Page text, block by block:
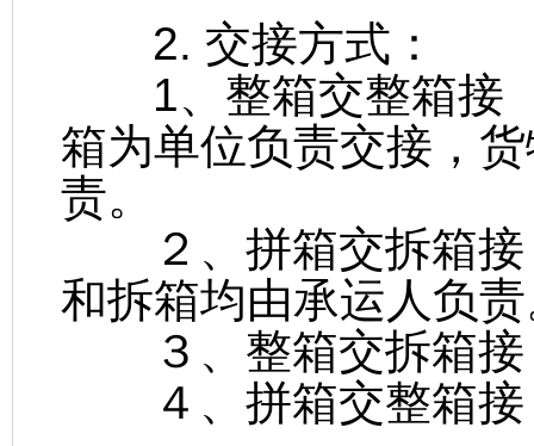
2. 交接方式：
1、整箱交整箱接（
箱为单位负责交接，
责。
２、拼箱交拆箱接
和拆箱均由承运人负
３、整箱交拆箱接
４、拼箱交整箱接